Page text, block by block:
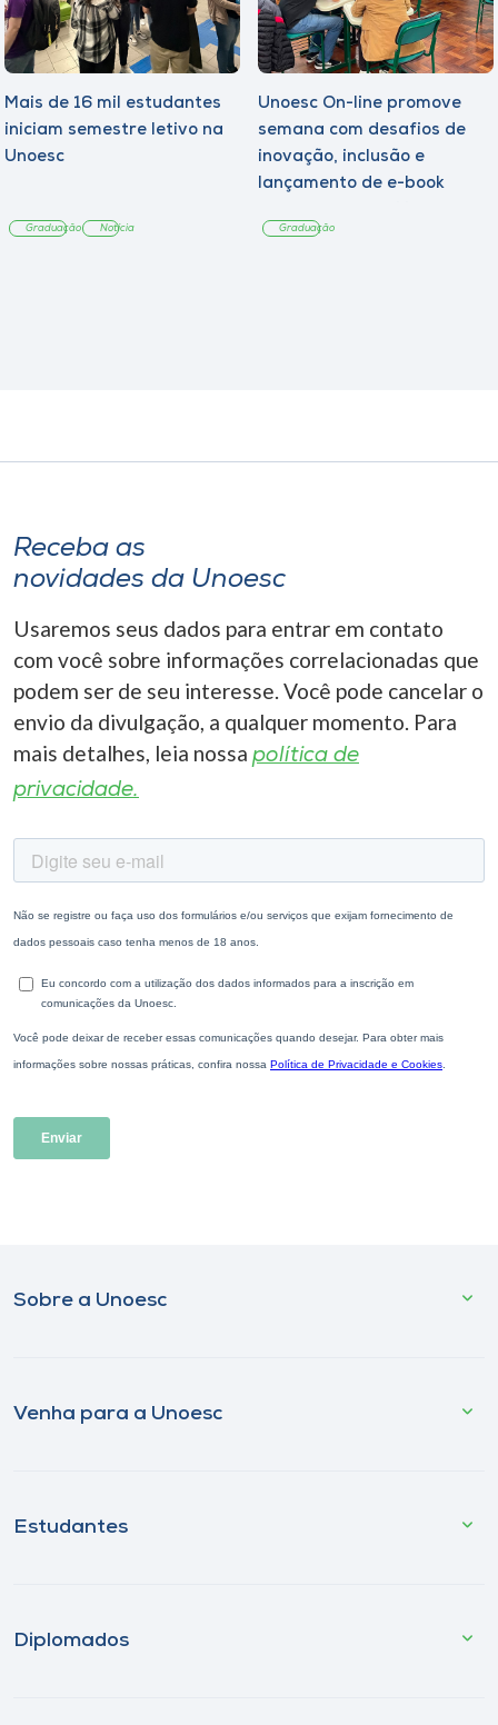
Mais de 16 mil estudantes
iniciam semestre letivo na
Unoesc
Graduação Notícia
Unoesc On-line promove
semana com desafios de
inovação, inclusão e
lançamento de e-book
Graduação
Receba as
novidades da Unoesc
Usaremos seus dados para entrar em contato
com você sobre informações correlacionadas que
podem ser de seu interesse. Você pode cancelar o
envio da divulgação, a qualquer momento. Para
mais detalhes, leia nossa política de
privacidade.
Sobre a Unoesc
Venha para a Unoesc
Estudantes
Diplomados